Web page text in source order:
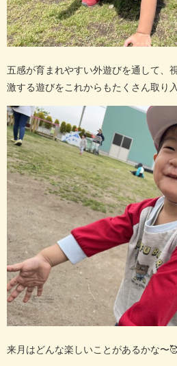
五感が育まれやすい外遊びを通して、
激する遊びをこれからもたくさん取り
来月はどんな楽しいことがあるかな〜